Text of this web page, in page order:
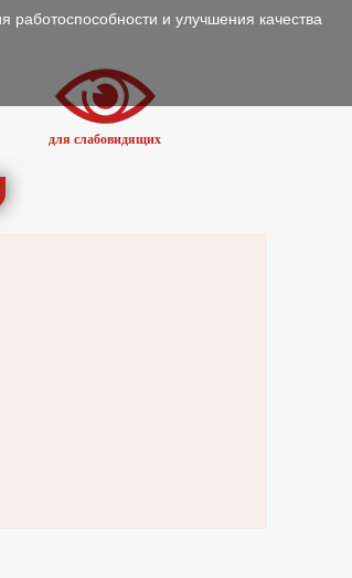
для слабовидящих
и улучшения качества